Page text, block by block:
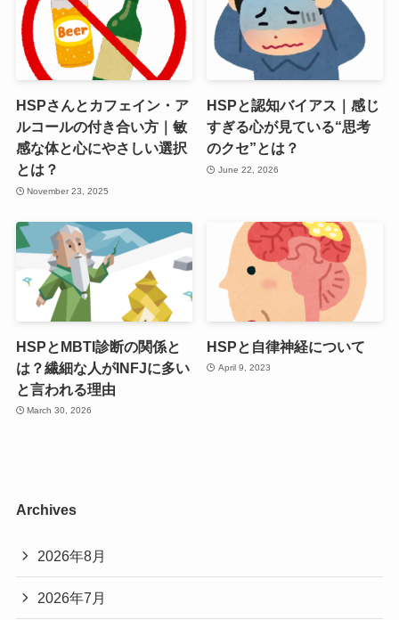
HSPさんとカフェイン・ア
ルコールの付き合い方｜敏
感な体と心にやさしい選択
とは？
November 23, 2025
HSPと認知バイアス｜感じ
すぎる心が見ている“思考
のクセ”とは？
June 22, 2026
HSPとMBTI診断の関係と
は？繊細な人がINFJに多い
と言われる理由
March 30, 2026
HSPと自律神経について
April 9, 2023
Archives
2026年8月
2026年7月